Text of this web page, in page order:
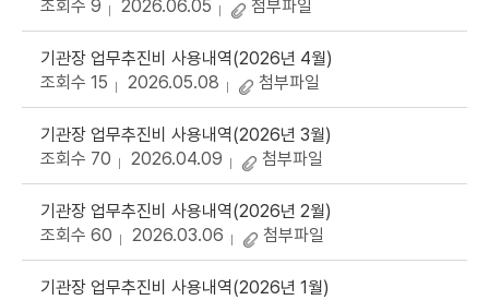
조회수 9
2026.06.05 첨부파일
기관장 업무추진비 사용내역(2026년 4월)
조회수 15
2026.05.08 첨부파일
기관장 업무추진비 사용내역(2026년 3월)
조회수 70
2026.04.09 첨부파일
기관장 업무추진비 사용내역(2026년 2월)
조회수 60
2026.03.06 첨부파일
기관장 업무추진비 사용내역(2026년 1월)